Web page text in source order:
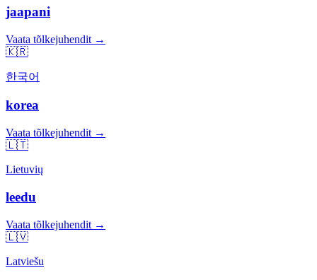
jaapani
Vaata tõlkejuhendit →
🇰🇷
한국어
korea
Vaata tõlkejuhendit →
🇱🇹
Lietuvių
leedu
Vaata tõlkejuhendit →
🇱🇻
Latviešu